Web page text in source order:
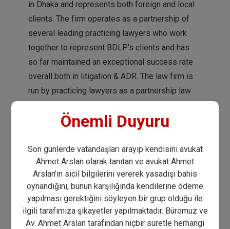
in Dhaka and represents both foreign and local
clients. The firm operates as a partnership of
several leading practicing lawyers who work
together to represent BDLP's clients and has
so far maintained an exceptional success rate
overall both in litigation & ADR. The law firm is
run by practicing lawyers as a partnership law
ÖNCEKI MAKALE
SONRAKI MAKALE
Önemli Duyuru
Son günlerde vatandaşları arayıp kendisini avukat
Ahmet Arslan olarak tanıtan ve avukat Ahmet
Arslan'ın sicil bilgilerini vererek yasadışı bahis
oynandığını, bunun karşılığında kendilerine ödeme
yapılması gerektiğini söyleyen bir grup olduğu ile
ilgili tarafımıza şikayetler yapılmaktadır. Büromuz ve
Av. Ahmet Arslan tarafından hiçbir suretle herhangi